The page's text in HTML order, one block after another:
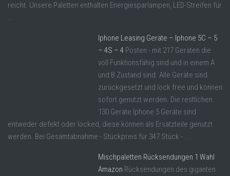
reicht. Unsere Paletten enthalten Energiesparlampen, LED-Streifen für
...
Iphone Leasing Geräte – Iphone 5C – 5
– 4S – 4 Posten - mit 217 Geräten die
voll Funktionsfähig sind und in einem A
und B Zustand sind. Alle Geräte sind
zurückgesetzt und lock free und können
sofort genutzt werden. Die restlichen
130 Geräte Iphone 5 Geräte sind
entweder defekt oder locked, diese können als Ersatzteile genutzt
werden. Bei Gesamtabnahme - Stückpreis für 347 Stück - ...
Mischpaletten Rücksendungen 1 Wahl
Amazon Rücksendungen des giganten